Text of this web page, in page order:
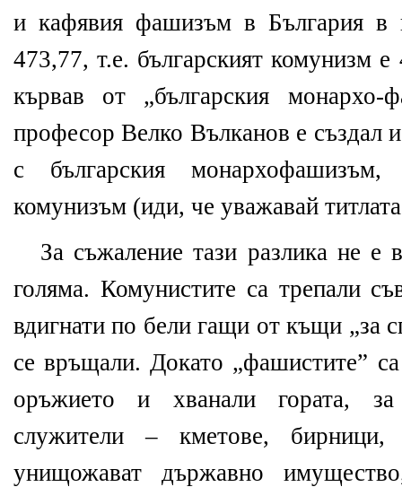
и кафявия фашизъм в България
473,77, т.е. българският комунизм
кървав от „българския
професор Велко Вълканов е създал
с българския
комунизъм (иди, че уважавай
За съжаление тази разлика не
голяма. Комунистите са трепали
вдигнати по бели гащи от къщи „за
се връщали. Докато „фашистите”
оръжието и хванали гората,
служители – кметове,
унищожават държавно